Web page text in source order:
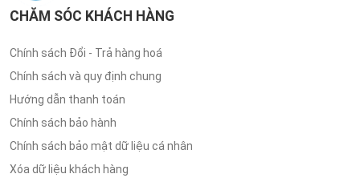
CHĂM SÓC KHÁCH HÀNG
Chính sách Đổi - Trả hàng hoá
Chính sách và quy định chung
Hướng dẫn thanh toán
Chính sách bảo hành
Chính sách bảo mật dữ liệu cá nhân
Xóa dữ liệu khách hàng